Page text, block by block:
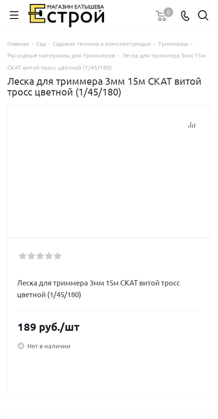
0
Главная - Сад - Садовая техника и комплектующие - Триммеры -
Расходные материалы для триммеров - Леска для триммера 3мм 15м
СКАТ витой тросс цветной (1/45/180)
Леска для триммера 3мм 15м СКАТ витой
тросс цветной (1/45/180)
Леска для триммера 3мм 15м СКАТ витой тросс
цветной (1/45/180)
189 руб./шт
Нет в наличии